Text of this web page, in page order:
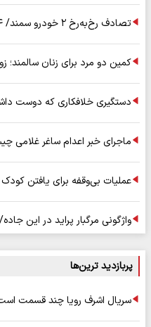
تصادف رخ‌به‌رخ ۲ خودرو سمند/ ۴ سرنشین جان باختند
کمین دو مرد برای زنان سالمند؛
دستگیری خلافکاری که دوست
ماجرای خبر اعدام ساغر غلامی
عملیات بی‌وقفه برای یافتن
واژگونی مرگبار پراید در این
پربازدید ترین‌ها
سریال اشرف رویا چند قسمت